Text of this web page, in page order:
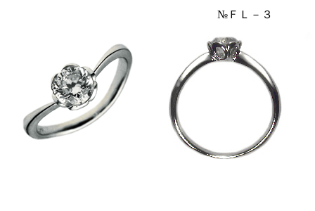
№ＦＬ－３